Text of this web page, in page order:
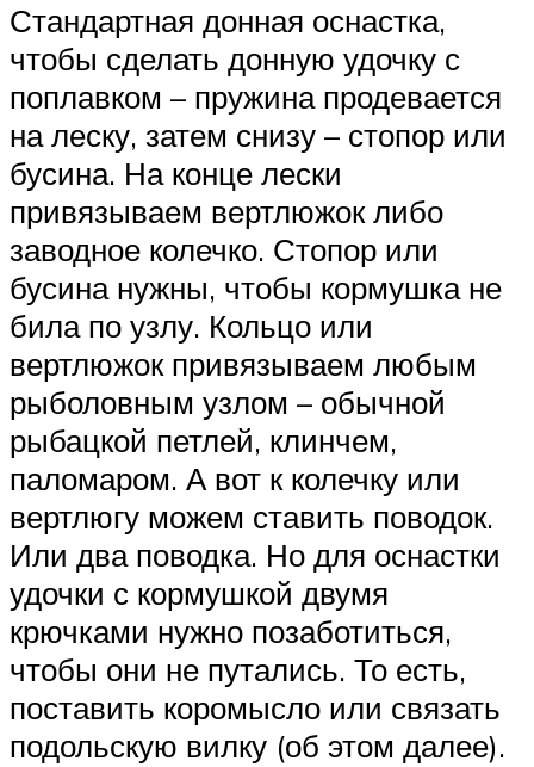
Стандартная донная оснастка,
чтобы сделать донную удочку с
поплавком – пружина продевается
на леску, затем снизу – стопор или
бусина. На конце лески
привязываем вертлюжок либо
заводное колечко. Стопор или
бусина нужны, чтобы кормушка не
била по узлу. Кольцо или
вертлюжок привязываем любым
рыболовным узлом – обычной
рыбацкой петлей, клинчем,
паломаром. А вот к колечку или
вертлюгу можем ставить поводок.
Или два поводка. Но для оснастки
удочки с кормушкой двумя
крючками нужно позаботиться,
чтобы они не путались. То есть,
поставить коромысло или связать
подольскую вилку (об этом далее).